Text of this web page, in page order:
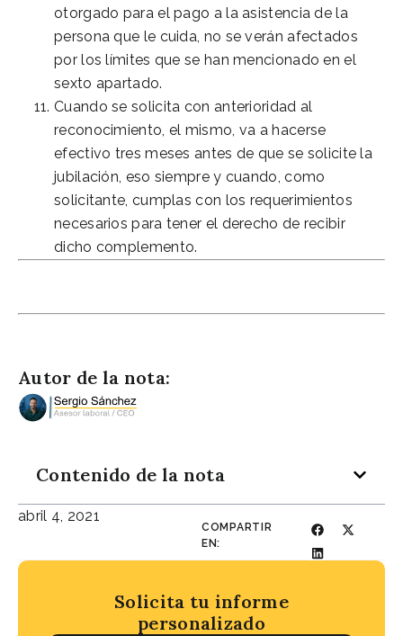
otorgado para el pago a la asistencia de la
persona que le cuida, no se verán afectados
por los límites que se han mencionado en el
sexto apartado.
Cuando se solicita con anterioridad al
reconocimiento, el mismo, va a hacerse
efectivo tres meses antes de que se solicite la
jubilación, eso siempre y cuando, como
solicitante, cumplas con los requerimientos
necesarios para tener el derecho de recibir
dicho complemento.
Autor de la nota:
Contenido de la nota
abril 4, 2021
COMPARTIR
EN:
Solicita tu informe
personalizado